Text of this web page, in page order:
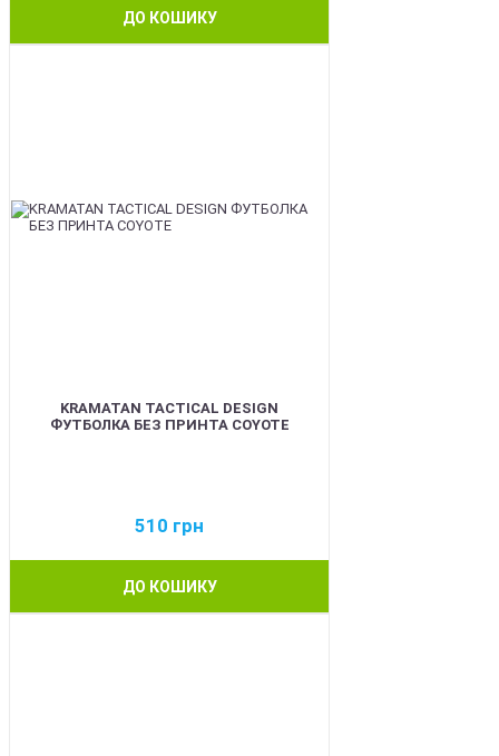
ДО КОШИКУ
KRAMATAN TACTICAL DESIGN
ФУТБОЛКА БЕЗ ПРИНТА COYOTE
510 грн
ДО КОШИКУ